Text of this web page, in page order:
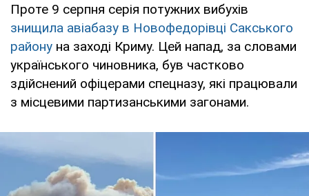
Проте 9 серпня серія потужних вибухів
знищила авіабазу в Новофедорівці Сакського
району на заході Криму. Цей напад, за словами
українського чиновника, був частково
здійснений офіцерами спецназу, які працювали
з місцевими партизанськими загонами.